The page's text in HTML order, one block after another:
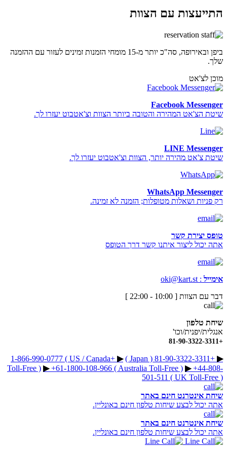
התייעצות עם הצוות
ביפן ובאירופה, סה"כ יותר מ-15 מומחי הזמנות זמינים לעזור עם ההזמנה
שלך.
מוכן לצ'אט
Facebook Messenger
שיטת הצ'אט המהירה והטובה ביותר הצוות וצ'אטבוט יעזרו לך.
LINE Messenger
שיטת צ'אט מהירה יותר, הצוות וצ'אטבוט יעזרו לך.
WhatsApp Messenger
רק פניות ושאלות מטופלות; הזמנה לא זמינה.
טופס יצירת קשר
אתה יכול ליצור איתנו קשר דרך הטופס
אימייל :
oki@kart.st
דבר עם הצוות [ 10:00 - 22:00 ]
שיחת טלפון
אנגלית/יפנית/וכו'
+81-90-3322-3311
▶︎
+81-90-3322-3311 ( Japan )
▶︎
+1-866-990-0777 ( US / Canada
Toll-Free ) ▶︎+61-1800-108-966 ( Australia Toll-Free ) ▶︎+44-808-
501-511 ( UK Toll-Free )
שיחת אינטרנט חינם באתר
אתה יכול לבצע שיחות טלפון חינם באונליין.
שיחת אינטרנט חינם באתר
אתה יכול לבצע שיחות טלפון חינם באונליין.